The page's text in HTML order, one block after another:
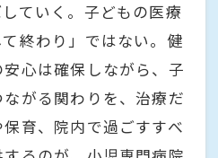
ていく。子どもの医療
終わり」ではない。健
心は確保しながら、子
がる関わりを、治療だ
育、院内で過ごすすべ